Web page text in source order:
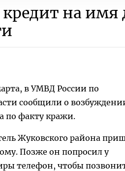
на имя
в УМВД России по
сообщили о
по факту кражи.
Жуковского района
Позже он попросил у
телефон, чтобы